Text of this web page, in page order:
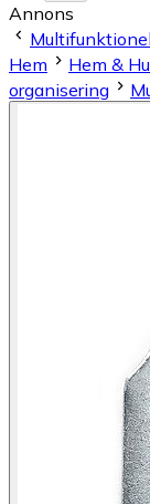
Annons
Hem
Hem &
organisering